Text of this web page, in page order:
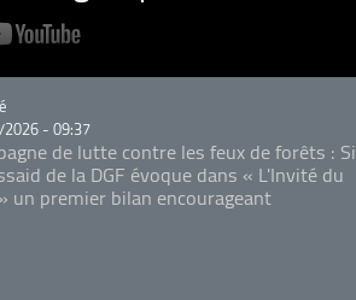
- 09:37
de lutte contre les feux de forêts : Si
de la DGF évoque dans « L'Invité du
un premier bilan encourageant